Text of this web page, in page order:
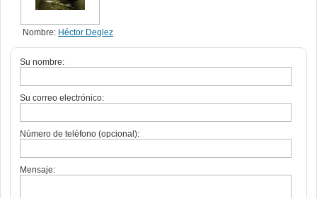
Nombre: Héctor Deglez
Su nombre:
Su correo electrónico:
Número de teléfono (opcional):
Mensaje: